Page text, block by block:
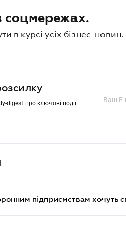
соцмережах.
в курсі усіх бізнес-новин.
digest про ключові події
підприємствам хочуть